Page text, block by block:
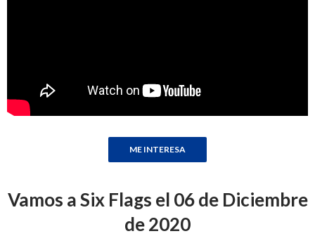
Vamos a Six Flags el 06 de Diciembre
de 2020